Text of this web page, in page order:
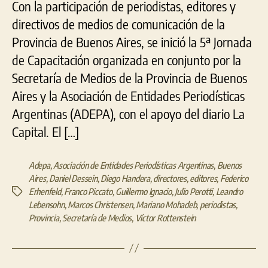
Con la participación de periodistas, editores y
directivos de medios de comunicación de la
Provincia de Buenos Aires, se inició la 5ª Jornada
de Capacitación organizada en conjunto por la
Secretaría de Medios de la Provincia de Buenos
Aires y la Asociación de Entidades Periodísticas
Argentinas (ADEPA), con el apoyo del diario La
Capital. El […]
Etiquetas
Adepa, Asociación de Entidades Periodísticas Argentinas, Buenos
Aires, Daniel Dessein, Diego Handera, directores, editores, Federico
Erhenfeld,Franco Piccato, Guillermo Ignacio, Julio Perotti, Leandro
Lebensohn, Marcos Christensen, Mariano Mohadeb, periodistas,
Provincia, Secretaría de Medios, Víctor Rottenstein